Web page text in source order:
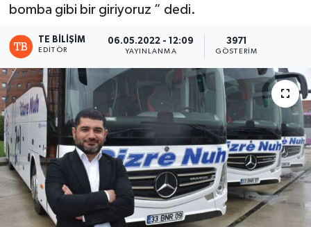
bomba gibi bir giriyoruz ” dedi.
TE BILIŞIM
EDITÖR
06.05.2022 - 12:09
YAYINLANMA
3971
GÖSTERIM